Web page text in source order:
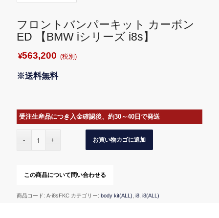
フロントバンパーキット カーボン
ED 【BMW iシリーズ i8s】
¥563,200 (税別)
※送料無料
受注生産品につき入金確認後、約30～40日で発送
お買い物カゴに追加
商品コード: A-i8sFKC カテゴリー: body kit(ALL) i8, i8(ALL)